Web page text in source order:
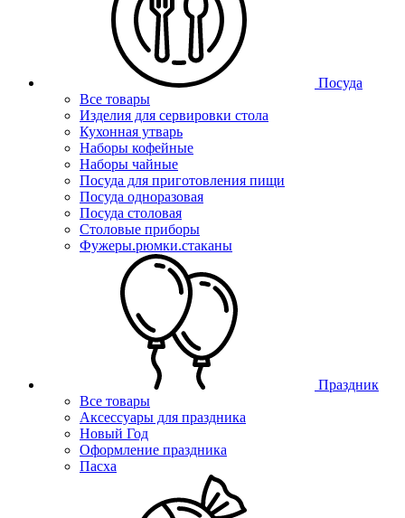
Посуда
Все товары
Изделия для сервировки стола
Кухонная утварь
Наборы кофейные
Наборы чайные
Посуда для приготовления пищи
Посуда одноразовая
Посуда столовая
Столовые приборы
Фужеры.рюмки.стаканы
Праздник
Все товары
Аксессуары для праздника
Новый Год
Оформление праздника
Пасха